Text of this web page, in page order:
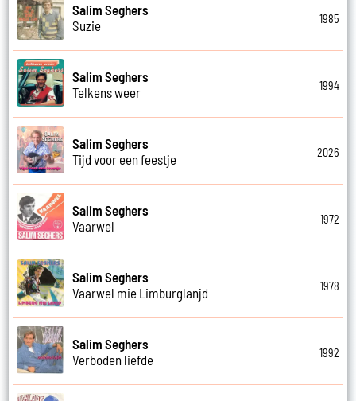
Salim Seghers
Suzie
1985
Salim Seghers
Telkens weer
1994
Salim Seghers
Tijd voor een feestje
2026
Salim Seghers
Vaarwel
1972
Salim Seghers
Vaarwel mie Limburglanjd
1978
Salim Seghers
Verboden liefde
1992